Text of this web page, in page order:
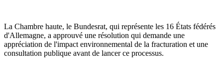
La Chambre haute, le Bundesrat, qui représente les 16 États fédérés
d'Allemagne, a approuvé une résolution qui demande une
appréciation de l'impact environnemental de la fracturation et une
consultation publique avant de lancer ce processus.